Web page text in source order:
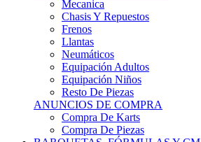
Mecanica
Chasis Y Repuestos
Frenos
Llantas
Neumáticos
Equipación Adultos
Equipación Niños
Resto De Piezas
ANUNCIOS DE COMPRA
Compra De Karts
Compra De Piezas